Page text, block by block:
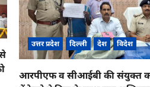
उत्तर प्रदेश दिल्ली देश विदेश
आरपीएफ व सीआईबी की संयुक्त